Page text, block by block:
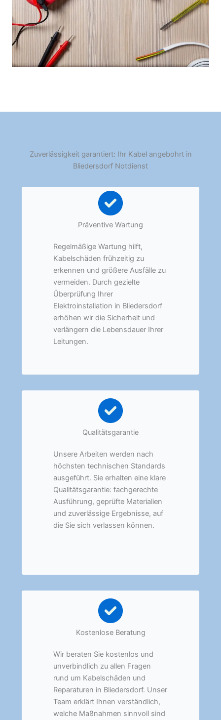
Zuverlässigkeit garantiert: Ihr Kabel angebohrt in
Bliedersdorf Notdienst
Präventive Wartung
Regelmäßige Wartung hilft,
Kabelschäden frühzeitig zu
erkennen und größere Ausfälle zu
vermeiden. Durch gezielte
Überprüfung Ihrer
Elektroinstallation in Bliedersdorf
erhöhen wir die Sicherheit und
verlängern die Lebensdauer Ihrer
Leitungen.
Qualitätsgarantie
Unsere Arbeiten werden nach
höchsten technischen Standards
ausgeführt. Sie erhalten eine klare
Qualitätsgarantie: fachgerechte
Ausführung, geprüfte Materialien
und zuverlässige Ergebnisse, auf
die Sie sich verlassen können.
Kostenlose Beratung
Wir beraten Sie kostenlos und
unverbindlich zu allen Fragen
rund um Kabelschäden und
Reparaturen in Bliedersdorf. Unser
Team erklärt Ihnen verständlich,
welche Maßnahmen sinnvoll sind